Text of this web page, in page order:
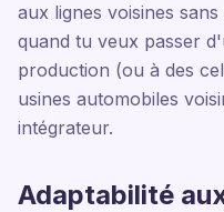
aux lignes voisines
quand tu veux passer
production (ou à des
usines automobiles
intégrateur.
Adaptabilité